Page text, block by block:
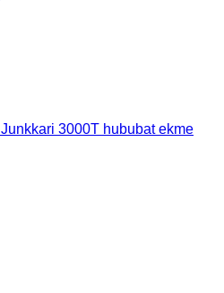
Junkkari 3000T hububat ekme